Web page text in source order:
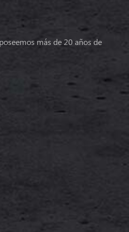
más de 20 años de